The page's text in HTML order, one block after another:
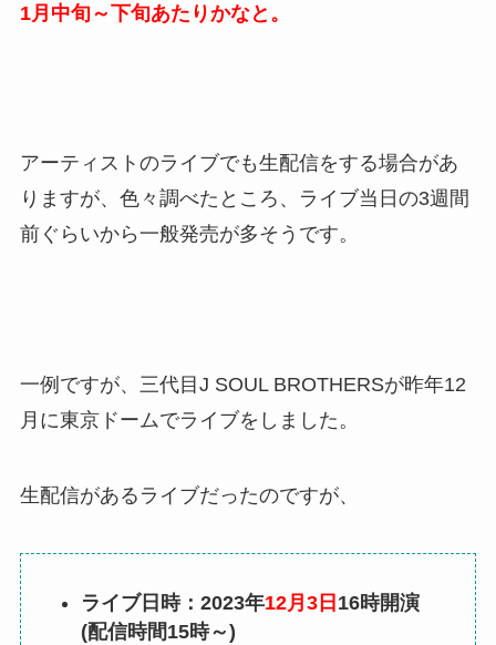
1月中旬～下旬あたりかなと。
アーティストのライブでも生配信をする場合があ
りますが、色々調べたところ、ライブ当日の3週間
前ぐらいから一般発売が多そうです。
一例ですが、三代目J SOUL BROTHERSが昨年12
月に東京ドームでライブをしました。
生配信があるライブだったのですが、
ライブ日時：2023年12月3日 16時開演
(配信時間15時～)